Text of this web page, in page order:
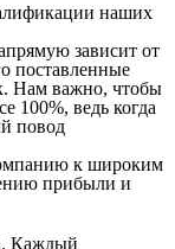
наших
зависит от
поставленные
Нам важно, чтобы
100%, ведь когда
повод
к широким
прибыли и
Каждый